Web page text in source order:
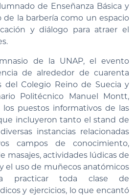
de Enseñanza Básica y
de la barbería como un espacio
y diálogo para atraer el
de la UNAP, el evento
de alrededor de cuarenta
del Colegio Reino de Suecia y
Politécnico Manuel Montt,
los puestos informativos de las
incluyeron tanto el stand de
instancias relacionadas
campos de conocimiento,
masajes, actividades lúdicas de
el uso de muñecos anatómicos
practicar toda clase de
y ejercicios, lo que encantó